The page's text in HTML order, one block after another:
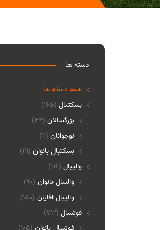
دسته ها
همه دسته ها
(165) بسکتبال
بزرگسالان (44)
نوجوانان (2)
بسکتبال بانوان (21)
(116) والیبال
واليبال بانوان (90)
واليبال اقايان (150)
(73) فوتسال